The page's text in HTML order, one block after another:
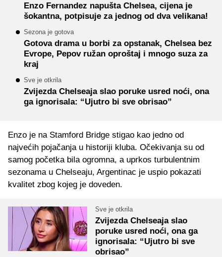
Enzo Fernandez napušta Chelsea, cijena je
šokantna, potpisuje za jednog od dva velikana!
Sezona je gotova
Gotova drama u borbi za opstanak, Chelsea bez
Evrope, Pepov ružan oproštaj i mnogo suza za
kraj
Sve je otkrila
Zvijezda Chelseaja slao poruke usred noći, ona
ga ignorisala: “Ujutro bi sve obrisao”
Enzo je na Stamford Bridge stigao kao jedno od
najvećih pojačanja u historiji kluba. Očekivanja su od
samog početka bila ogromna, a uprkos turbulentnim
sezonama u Chelseaju, Argentinac je uspio pokazati
kvalitet zbog kojeg je doveden.
Sve je otkrila
Zvijezda Chelseaja slao
poruke usred noći, ona ga
ignorisala: “Ujutro bi sve
obrisao”